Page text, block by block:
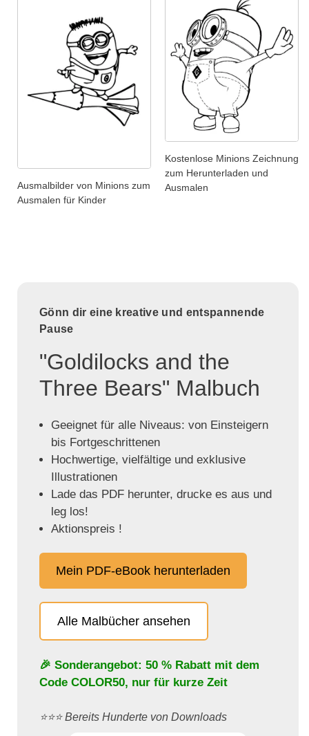
Ausmalbilder von Minions zum
Ausmalen für Kinder
Kostenlose Minions Zeichnung
zum Herunterladen und
Ausmalen
Gönn dir eine kreative und entspannende
Pause
"Goldilocks and the
Three Bears" Malbuch
Geeignet für alle Niveaus: von Einsteigern
bis Fortgeschrittenen
Hochwertige, vielfältige und exklusive
Illustrationen
Lade das PDF herunter, drucke es aus und
leg los!
Aktionspreis !
Mein PDF-eBook herunterladen
Alle Malbücher ansehen
🎉 Sonderangebot: 50 % Rabatt mit dem
Code COLOR50, nur für kurze Zeit
⭐️⭐️⭐️ Bereits Hunderte von Downloads